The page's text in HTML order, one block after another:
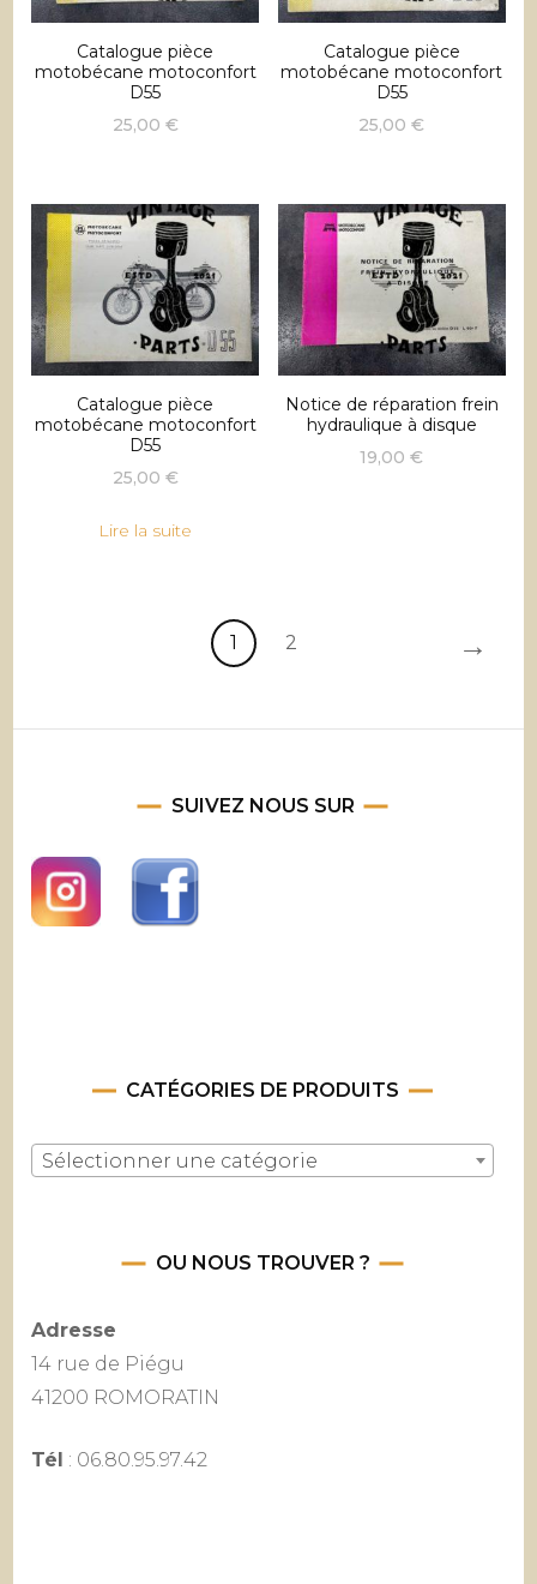
Catalogue pièce
motobécane motoconfort
D55
25,00 €
Catalogue pièce
motobécane motoconfort
D55
25,00€
Catalogue pièce
motobécane motoconfort
D55
25,00 €
Lire la suite
Notice de réparation frein
hydraulique à disque
19,00€
1 2 →
SUIVEZ NOUS SUR
CATÉGORIES DE PRODUITS
Sélectionner une catégorie
OU NOUS TROUVER ?
Adresse
14 rue de Piégu
41200 ROMORATIN
Tél : 06.80.95.97.42